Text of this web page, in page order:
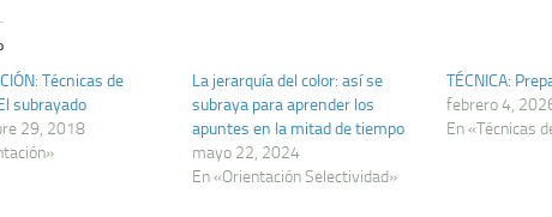
Técnicas de
subrayado
29, 2018
La jerarquía del color: así se
subraya para aprender los
apuntes en la mitad de tiempo
mayo 22, 2024
En «Orientación Selectividad»
TÉCNICA:
febrero 4,
En «Técnicas